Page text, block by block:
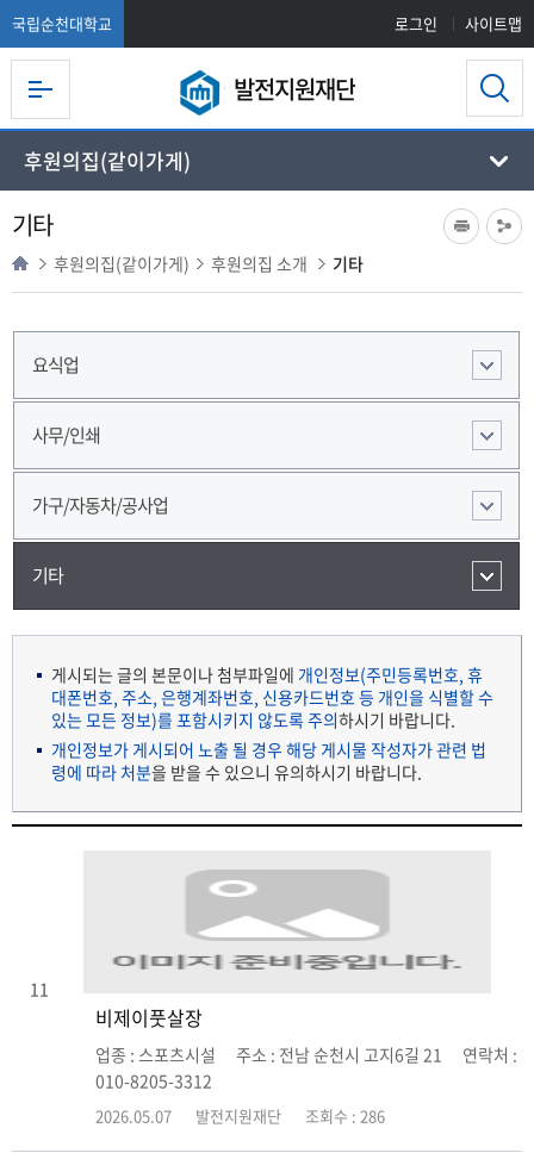
국립순천대학교 로그인 사이트맵
발전지원재단
후원의집(같이가게)
기타
후원의집(같이가게) 후원의집 소개 기타
요식업
사무/인쇄
가구/자동차/공사업
기타
게시되는 글의 본문이나 첨부파일에 개인정보(주민등록번호, 휴
대폰번호, 주소, 은행계좌번호, 신용카드번호 등 개인을 식별할 수
있는 모든 정보)를 포함시키지 않도록 주의하시기 바랍니다.
개인정보가 게시되어 노출 될 경우 해당 게시물 작성자가 관련 법
령에 따라 처분을 받을 수 있으니 유의하시기 바랍니다.
11
비제이풋살장
업종 : 스포츠시설 주소 : 전남 순천시 고지6길 21 연락처 :
010-8205-3312
2026.05.07 발전지원재단 조회수 : 286